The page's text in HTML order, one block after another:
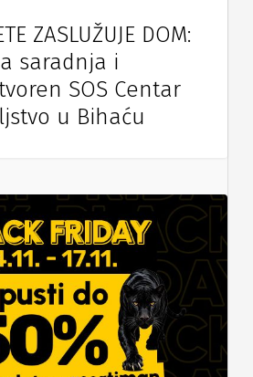
ZASLUŽUJE DOM:
saradnja i
SOS Centar
u Bihaću